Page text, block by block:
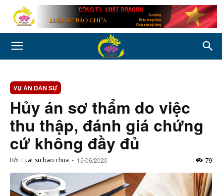
VỤ ÁN DÂN SỰ
Hủy án sơ thẩm do việc
thu thập, đánh giá chứng
cứ không đầy đủ
Bởi Luat su bao chua - 15/06/2020 79